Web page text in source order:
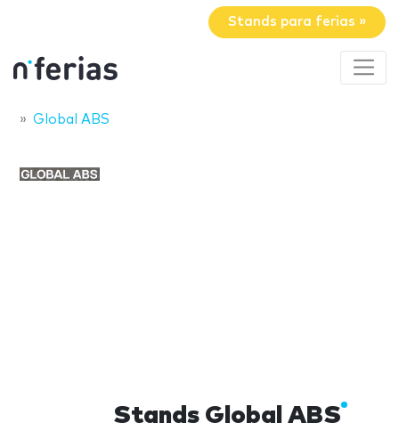
Stands para ferias »
Global ABS
Stands Global ABS